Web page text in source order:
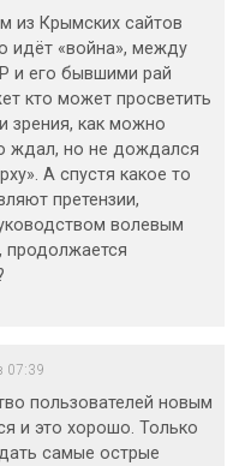
из Крымских сайтов
идёт «война», между
и его бывшими рай
кто может просветить
зрения, как можно
ждал, но не дождался
А спустя какое то
претензии,
волевым
продолжается
07:39
пользователей новым
и это хорошо. Только
самые острые